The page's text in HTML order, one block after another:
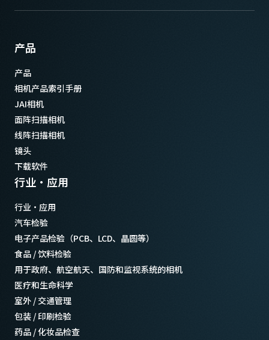
产品
产品
相机产品索引手册
JAI相机
面阵扫描相机
线阵扫描相机
镜头
下载软件
行业·应用
行业·应用
汽车检验
电子产品检验（PCB、LCD、晶圆等）
食品 / 饮料检验
用于政府、航空航天、国防和监视系统的相机
医疗和生命科学
室外 / 交通管理
包装 / 印刷检验
药品 / 化妆品检查